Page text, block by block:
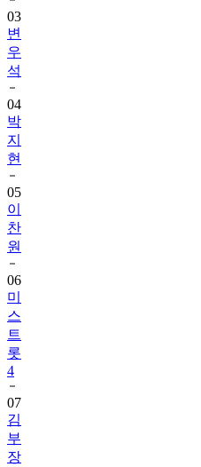
03
변
우
석
04
박
지
현
05
이
찬
원
06
미
스
트
롯
4
07
김
부
장